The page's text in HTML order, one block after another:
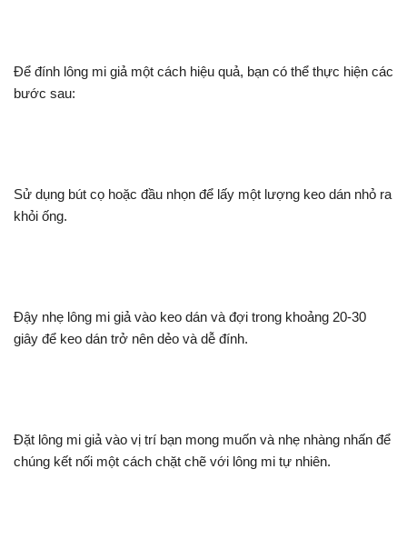
Để đính lông mi giả một cách hiệu quả, bạn có thể thực hiện các
bước sau:
Sử dụng bút cọ hoặc đầu nhọn để lấy một lượng keo dán nhỏ ra
khỏi ống.
Đậy nhẹ lông mi giả vào keo dán và đợi trong khoảng 20-30
giây để keo dán trở nên dẻo và dễ đính.
Đặt lông mi giả vào vị trí bạn mong muốn và nhẹ nhàng nhấn để
chúng kết nối một cách chặt chẽ với lông mi tự nhiên.